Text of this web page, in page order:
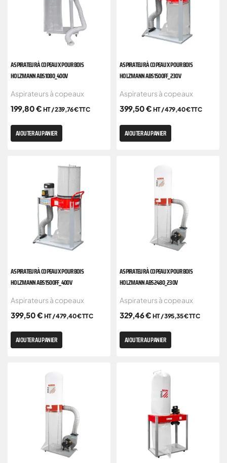
ASPIRATEUR À COPEAUX POUR BOIS
HOLZMANN ABS1080_400V
Aspirateurs à copeaux
199,80€ HT /239,76€TTC
AJOUTER AU PANIER
ASPIRATEUR À COPEAUX POUR BOIS
HOLZMANN ABS1500FF_230V
Aspirateurs à copeaux
399,50€ HT /479,40€TTC
AJOUTER AU PANIER
ASPIRATEUR À COPEAUX POUR BOIS
HOLZMANN ABS1500FF_400V
Aspirateurs à copeaux
399,50€ HT /479,40€TTC
AJOUTER AU PANIER
ASPIRATEUR À COPEAUX POUR BOIS
HOLZMANN ABS2480_230V
Aspirateurs à copeaux
329,46€ HT /395,35€TTC
AJOUTER AU PANIER